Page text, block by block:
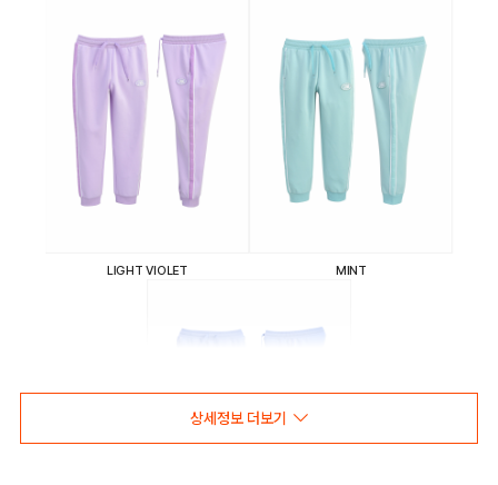
LIGHT VIOLET MINT
상세정보 더보기